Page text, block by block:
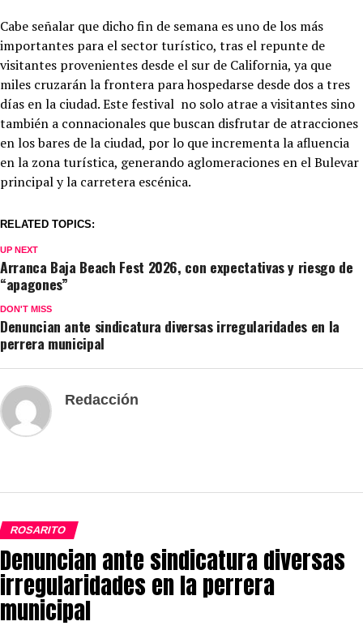
Cabe señalar que dicho fin de semana es uno de los más
importantes para el sector turístico, tras el repunte de
visitantes provenientes desde el sur de California, ya que
miles cruzarán la frontera para hospedarse desde dos a tres
días en la ciudad. Este festival no solo atrae a visitantes sino
también a connacionales que buscan disfrutar de atracciones
en los bares de la ciudad, por lo que incrementa la afluencia
en la zona turística, generando aglomeraciones en el Bulevar
principal y la carretera escénica.
RELATED TOPICS:
UP NEXT
Arranca Baja Beach Fest 2026, con expectativas y riesgo de
“apagones”
DON'T MISS
Denuncian ante sindicatura diversas irregularidades en la
perrera municipal
Redacción
ROSARITO
Denuncian ante sindicatura diversas
irregularidades en la perrera
municipal